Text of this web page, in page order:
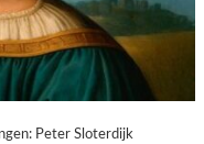
Peter Sloterdijk